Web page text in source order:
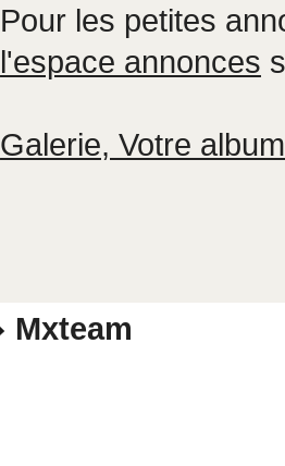
Pour les petites
l'espace annonces
Galerie, Votre
Mxteam